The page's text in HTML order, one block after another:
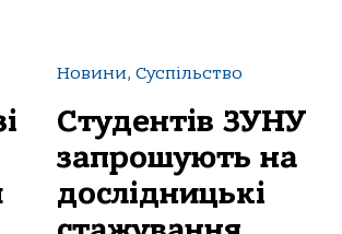
Новини, Суспільство
Студентів ЗУНУ
запрошують на
дослідницькі